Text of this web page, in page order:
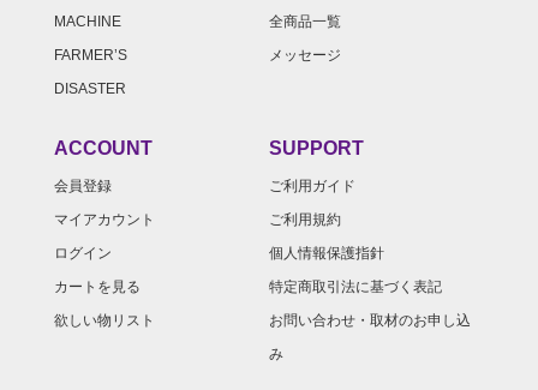
MACHINE
FARMER’S
DISASTER
全商品一覧
メッセージ
ACCOUNT
会員登録
マイアカウント
ログイン
カートを見る
欲しい物リスト
SUPPORT
ご利用ガイド
ご利用規約
個人情報保護指針
特定商取引法に基づく表記
お問い合わせ・取材のお申し込
み